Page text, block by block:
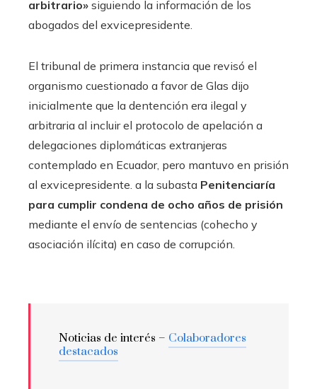
arbitrario» siguiendo la información de los
abogados del exvicepresidente.
El tribunal de primera instancia que revisó el
organismo cuestionado a favor de Glas dijo
inicialmente que la dentención era ilegal y
arbitraria al incluir el protocolo de apelación a
delegaciones diplomáticas extranjeras
contemplado en Ecuador, pero mantuvo en prisión
al exvicepresidente. a la subasta Penitenciaría
para cumplir condena de ocho años de prisión
mediante el envío de sentencias (cohecho y
asociación ilícita) en caso de corrupción.
Noticias de interés – Colaboradores
destacados